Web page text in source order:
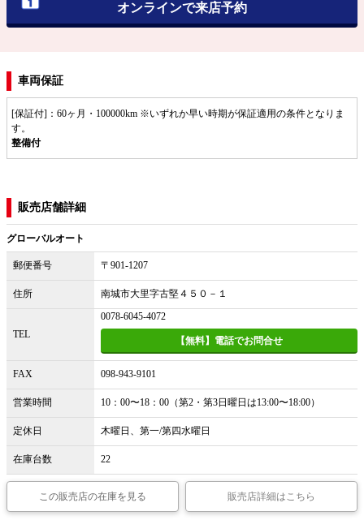
オンラインで来店予約
車両保証
[保証付]：60ヶ月・100000km ※いずれか早い時期が保証適用の条件となりま
す。
整備付
販売店舗詳細
グローバルオート
郵便番号 〒901-1207
住所 南城市大里字古堅４５０－１
TEL
0078-6045-4072
【無料】電話でお問合せ
FAX 098-943-9101
営業時間 10：00〜18：00（第2・第3日曜日は13:00〜18:00）
定休日 木曜日、第一/第四水曜日
在庫台数 22
この販売店の在庫を見る 販売店詳細はこちら